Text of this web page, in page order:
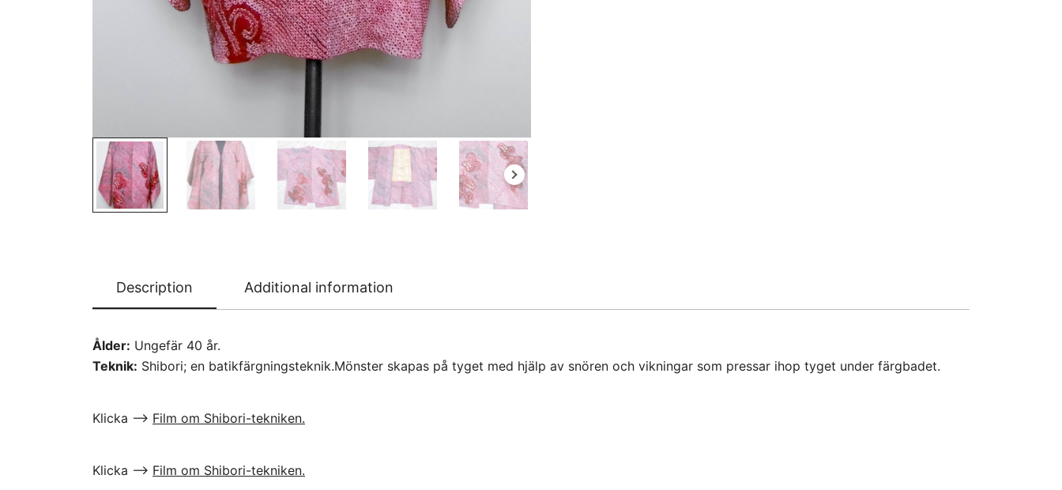
Description Additional information
Ålder: Ungefär 40 år.
Teknik: Shibori; en batikfärgningsteknik.Mönster skapas på tyget med hjälp av snören och vikningar som pressar ihop tyget under färgbadet.
Klicka –> Film om Shibori-tekniken.
Klicka –> Film om Shibori-tekniken.